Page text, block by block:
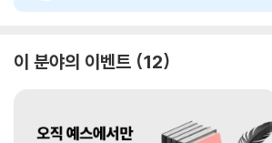
이 분야의 이벤트 12